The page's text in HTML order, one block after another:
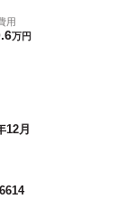
用
万円
12月